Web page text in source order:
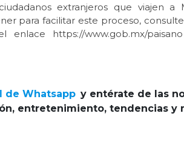
extranjeros que viajen
para facilitar este proceso,
enlace https://www.gob.mx/
de Whatsapp y entérate de las
entretenimiento, tendencias y